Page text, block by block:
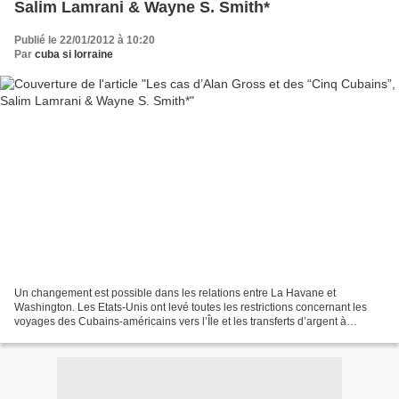
Salim Lamrani & Wayne S. Smith*
Publié le 22/01/2012 à 10:20
Par cuba si lorraine
Un changement est possible dans les relations entre La Havane et
Washington. Les Etats-Unis ont levé toutes les restrictions concernant les
voyages des Cubains-américains vers l’Île et les transferts d’argent à